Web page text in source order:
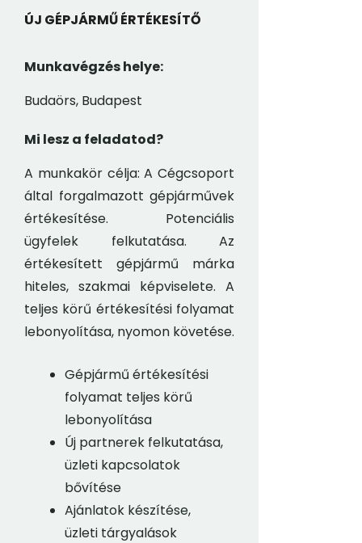
ÚJ GÉPJÁRMŰ ÉRTÉKESÍTŐ
Munkavégzés helye:
Budaörs, Budapest
Mi lesz a feladatod?
A munkakör célja: A Cégcsoport
által forgalmazott gépjárművek
értékesítése. Potenciális
ügyfelek felkutatása. Az
értékesített gépjármű márka
hiteles, szakmai képviselete. A
teljes körű értékesítési folyamat
lebonyolítása, nyomon követése.
Gépjármű értékesítési
folyamat teljes körű
lebonyolítása
Új partnerek felkutatása,
üzleti kapcsolatok
bővítése
Ajánlatok készítése,
üzleti tárgyalások